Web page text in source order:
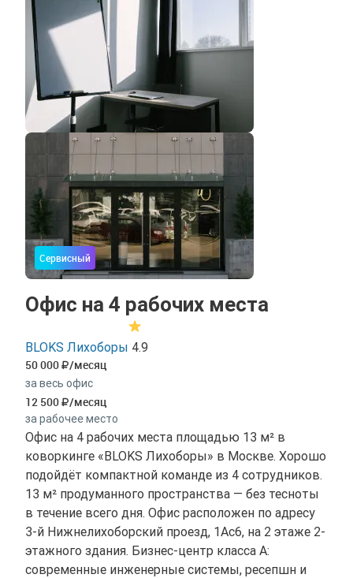
Сервисный
Офис на 4 рабочих места
BLOKS Лихоборы 4.9
50 000 /месяц
за весь офис
12 500 /месяц
за рабочее место
Офис на 4 рабочих места площадью 13 м² в
коворкинге «BLOKS Лихоборы» в Москве. Хорошо
подойдёт компактной команде из 4 сотрудников.
13 м² продуманного пространства — без тесноты
в течение всего дня. Офис расположен по адресу
3-й Нижнелихоборский проезд, 1Ас6, на 2 этаже 2-
этажного здания. Бизнес-центр класса A:
современные инженерные системы, ресепшн и